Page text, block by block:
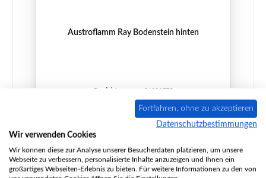
Austroflamm Ray Bodenstein hinten
Produktnummer: 01021775
Austroflamm
Regulärer Preis:
35,54 €
Sofort verfügbar, Lieferzeit: 2-4 Tage
Fortfahren, ohne zu akzeptieren
Datenschutzbestimmungen
Wir verwenden Cookies
Wir können diese zur Analyse unserer Besucherdaten platzieren, um unsere
Webseite zu verbessern, personalisierte Inhalte anzuzeigen und Ihnen ein
großartiges Webseiten-Erlebnis zu bieten. Für weitere Informationen zu den von